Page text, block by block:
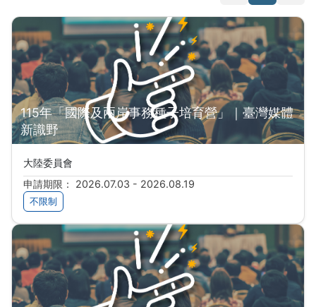
搜尋結果
115年「國際及兩岸事務種子培育營」｜臺灣媒體
新識野
大陸委員會
申請期限： 2026.07.03 - 2026.08.19
不限制